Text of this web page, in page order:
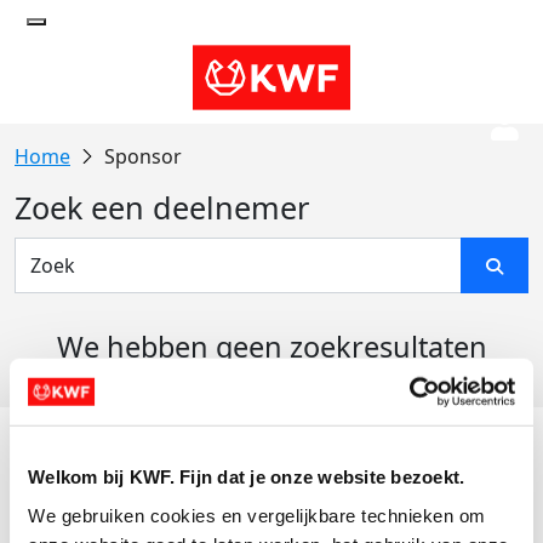
Welkom bij KWF. Fijn dat je onze website bezoekt.
We gebruiken cookies en vergelijkbare technieken om
Sponsor
Zoek een deelnemer
We hebben geen zoekresultaten
Actiematerialen
Evenementen